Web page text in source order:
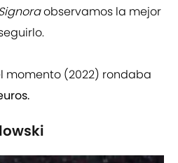
observamos la mejor
momento (2022) rondaba